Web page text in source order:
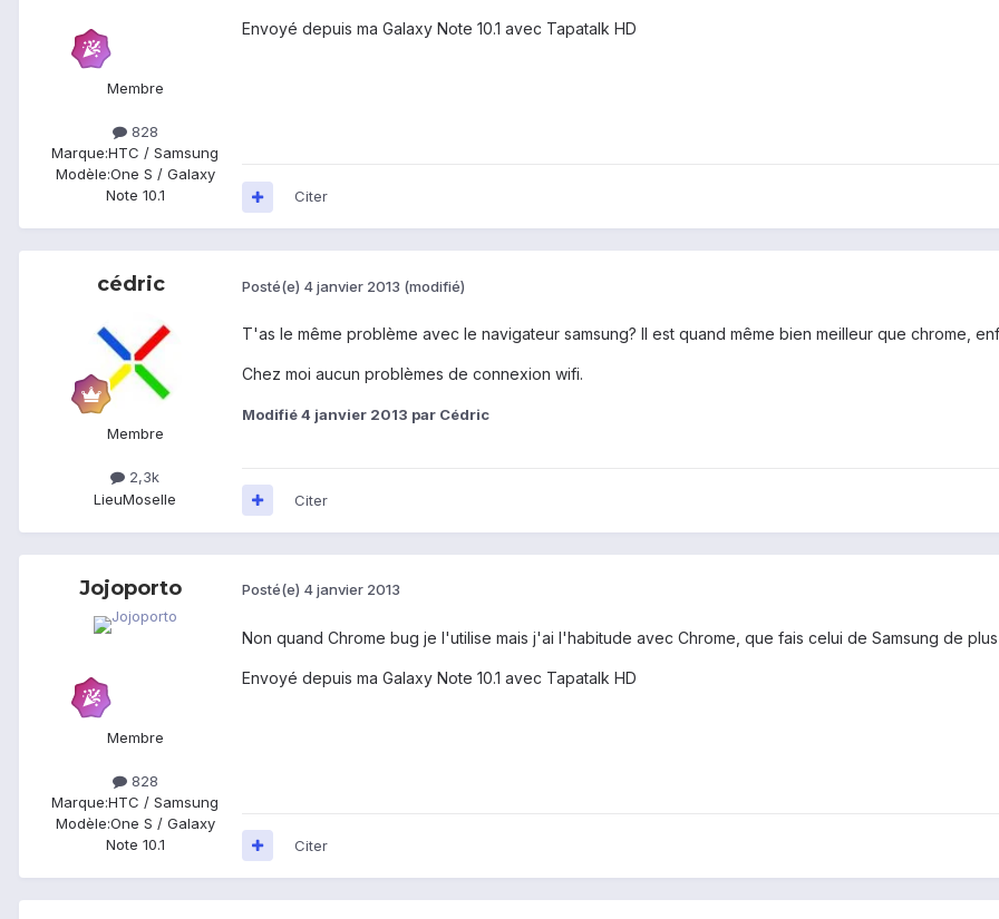
Membre
828
Marque:HTC / Samsung
Modèle:One S / Galaxy
Note 10.1
Envoyé depuis ma Galaxy Note 10.1 avec Tapatalk HD
Citer
cédric
Membre
2,3k
LieuMoselle
Posté(e) 4 janvier 2013 (modifié)
T'as le même problème avec le navigateur samsung? Il est quand même bien meilleur que chrome,
Chez moi aucun problèmes de connexion wifi.
Modifié4 janvier 2013 par Cédric
Citer
Jojoporto
Membre
828
Marque:HTC / Samsung
Modèle:One S / Galaxy
Note 10.1
Posté(e) 4 janvier 2013
Non quand Chrome bug je l'utilise mais j'ai l'habitude avec Chrome, que fais celui de Samsung de plus
Envoyé depuis ma Galaxy Note 10.1 avec Tapatalk HD
Citer